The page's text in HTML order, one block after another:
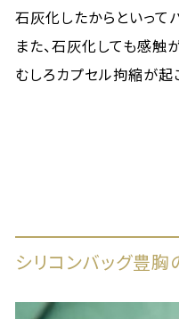
石灰化したからといって
また、石灰化しても感触
むしろカプセル拘縮が起
シリコンバッグ豊胸